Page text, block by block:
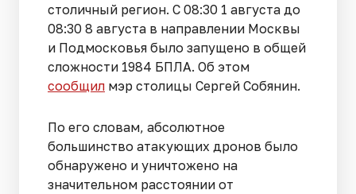
столичный регион. С 08:30 1 августа до
08:30 8 августа в направлении Москвы
и Подмосковья было запущено в общей
сложности 1984 БПЛА. Об этом
сообщил мэр столицы Сергей Собянин.
По его словам, абсолютное
большинство атакующих дронов было
обнаружено и уничтожено на
значительном расстоянии от